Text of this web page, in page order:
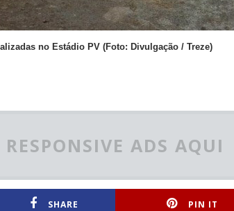
no Estádio PV (Foto: Divulgação / Treze)
RESPONSIVE ADS AQUI
SHARE PIN IT